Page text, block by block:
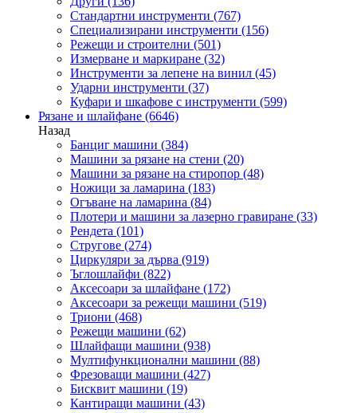
Стандартни инструменти (767)
Специализирани инструменти (156)
Режещи и строителни (501)
Измерване и маркиране (32)
Инструменти за лепене на винил (45)
Ударни инструменти (37)
Куфари и шкафове с инструменти (599)
Рязане и шлайфане (6646)
Назад
Банциг машини (384)
Машини за рязане на стени (20)
Машини за рязане на стиропор (48)
Ножици за ламарина (183)
Огъване на ламарина (84)
Плотери и машини за лазерно гравиране (33)
Рендета (101)
Стругове (274)
Циркуляри за дърва (919)
Ъглошлайфи (822)
Аксесоари за шлайфане (172)
Аксесоари за режещи машини (519)
Триони (468)
Режещи машини (62)
Шлайфащи машини (938)
Мултифункционални машини (88)
Фрезоващи машини (427)
Бисквит машини (19)
Кантиращи машини (43)